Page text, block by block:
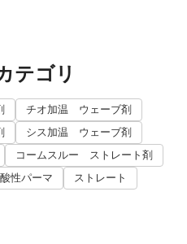
テゴリ
チオ加温 ウェーブ剤
シス加温 ウェーブ剤
コームスルー ストレート剤
酸性パーマ ストレート